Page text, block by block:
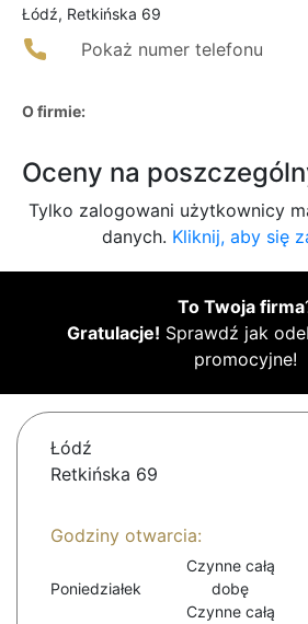
Łódź, Retkińska 69
Pokaż numer telefonu
O firmie:
Oceny na
Tylko zalogowani użytkownicy
danych. Kliknij, aby się
To Twoja firma
Gratulacje! Sprawdź jak
promocyjne!
Łódź
Retkińska 69
Godziny otwarcia:
Poniedziałek
Czynne całą
dobę
Czynne całą